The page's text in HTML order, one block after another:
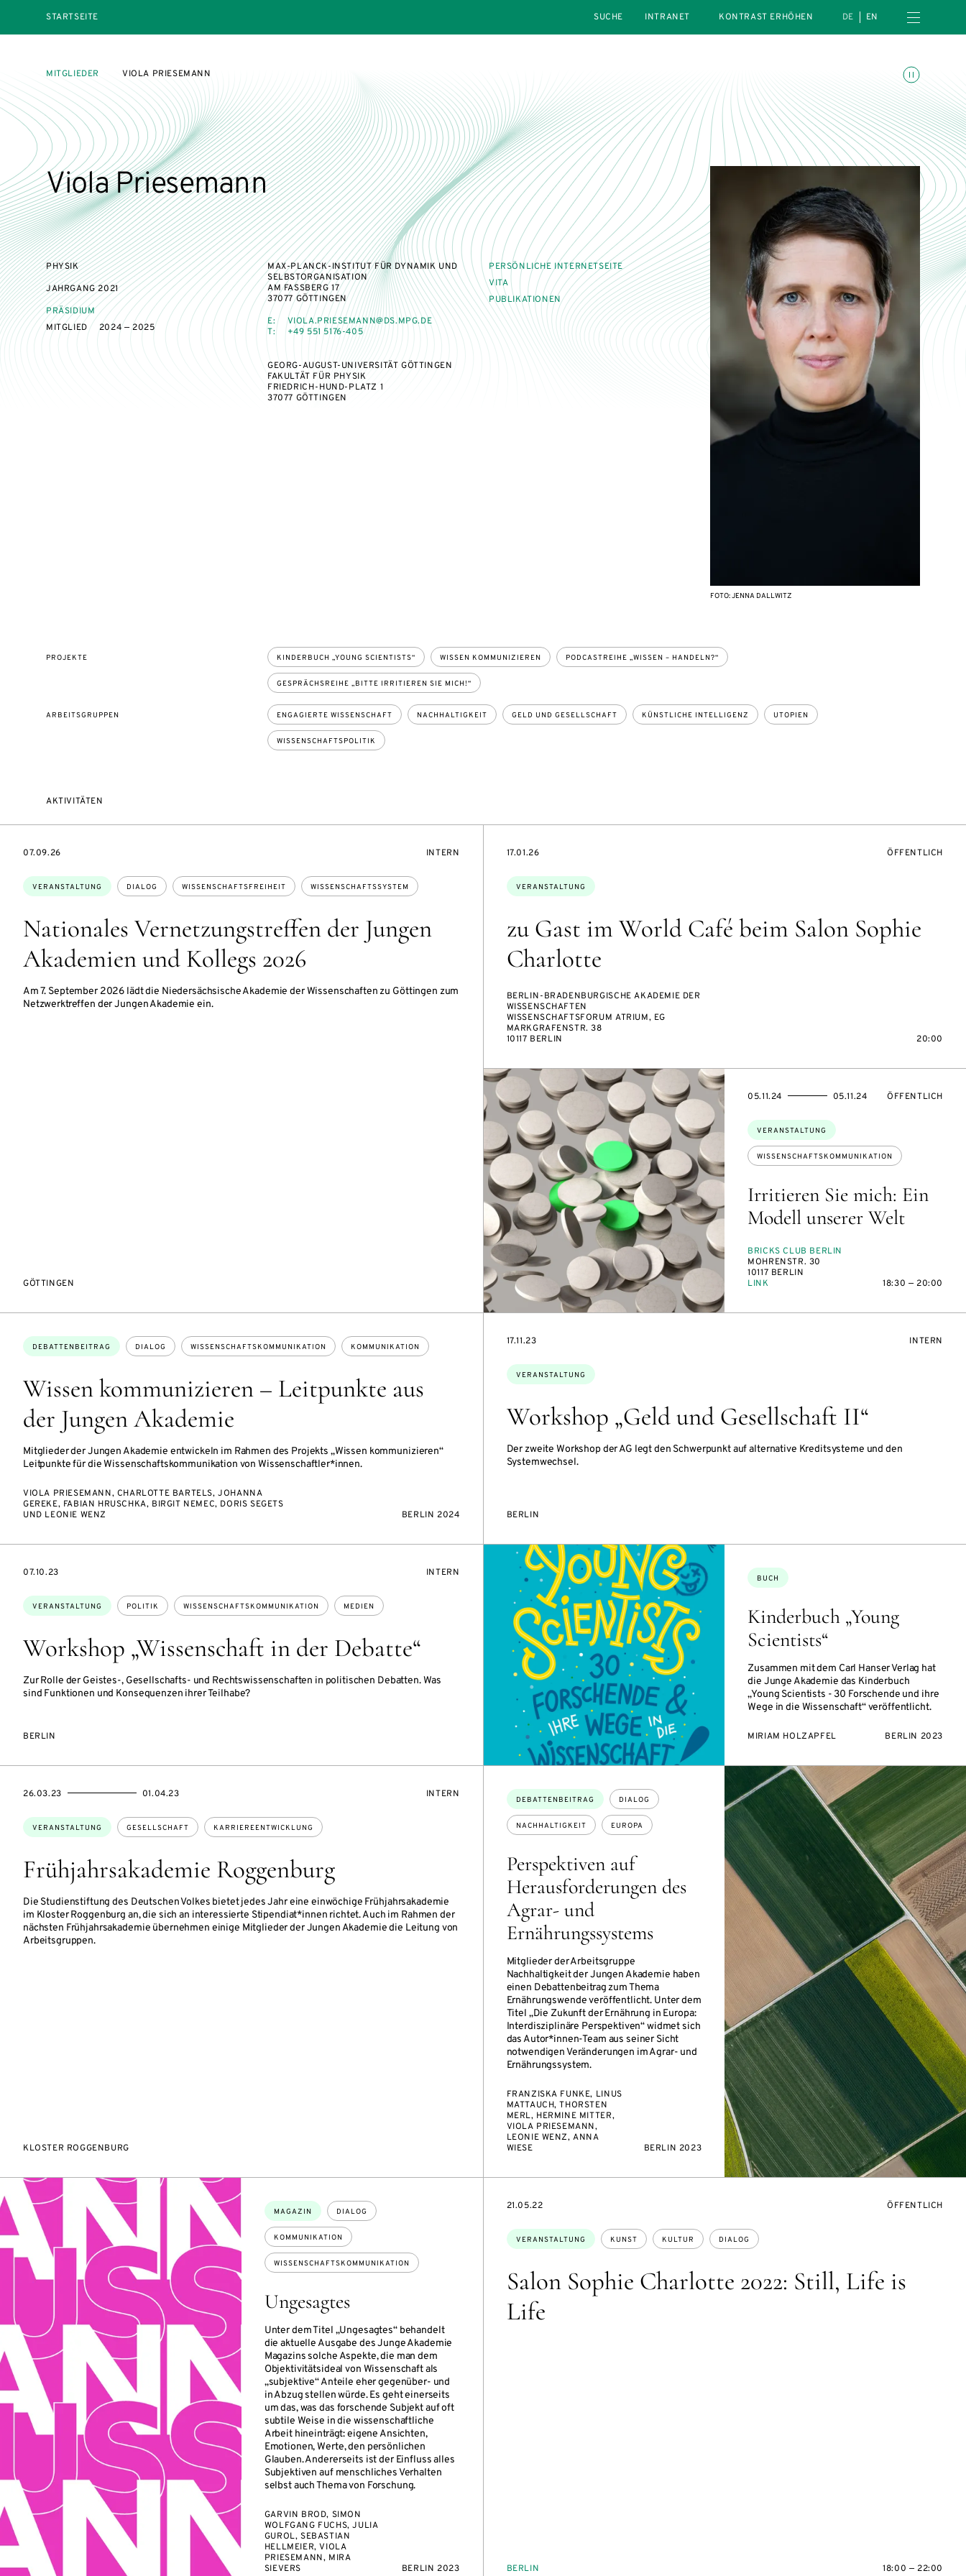
STARTSEITE
INTRANET
KONTRAST ERHÖHEN DE EN Menü öffnen
Animationen umschalten
MITGLIEDER VIOLA PRIESEMANN
Viola Priesemann
PHYSIK
JAHRGANG 2021
PRÄSIDIUM
MITGLIED
2024 — 2025
MAX-PLANCK-INSTITUT FÜR DYNAMIK UND
SELBSTORGANISATION
AM FASSBERG 17
37077 GÖTTINGEN
E:
VIOLA.PRIESEMANN@DS.MPG.DE
T:
+49 551 5176-405
GEORG-AUGUST-UNIVERSITÄT GÖTTINGEN
FAKULTÄT FÜR PHYSIK
FRIEDRICH-HUND-PLATZ 1
37077 GÖTTINGEN
PERSÖNLICHE INTERNETSEITE
VITA
PUBLIKATIONEN
FOTO: JENNA DALLWITZ
PROJEKTE KINDERBUCH „YOUNG SCIENTISTS“ WISSEN KOMMUNIZIEREN PODCASTREIHE „WISSEN – HANDELN?“
GESPRÄCHSREIHE „BITTE IRRITIEREN SIE MICH!“
ARBEITSGRUPPEN ENGAGIERTE WISSENSCHAFT NACHHALTIGKEIT GELD UND GESELLSCHAFT KÜNSTLICHE INTELLIGENZ UTOPIEN
WISSENSCHAFTSPOLITIK
AKTIVITÄTEN
Nationales Vernetzungstreffen der Jungen
Akademien und Kollegs 2026
Am 7. September 2026 lädt die Niedersächsische Akademie der Wissenschaften zu Göttingen zum
Netzwerktreffen der Jungen Akademie ein.
Themen:
VERANSTALTUNG DIALOG WISSENSCHAFTSFREIHEIT WISSENSCHAFTSSYSTEM
EVENTBEGINSON
07.09.26 VERANSTALTUNGSZUGANG:
INTERN
GÖTTINGEN
zu Gast im World Café beim Salon Sophie
Charlotte
Themen:
VERANSTALTUNG
EVENTBEGINSON
17.01.26 ÖFFENTLICH
BERLIN-BRADENBURGISCHE AKADEMIE DER
WISSENSCHAFTEN
WISSENSCHAFTSFORUM ATRIUM, EG
MARKGRAFENSTR. 38
10117 BERLIN
20:00
Irritieren Sie mich: Ein
Modell unserer Welt
Themen:
VERANSTALTUNG
WISSENSCHAFTSKOMMUNIKATION
EVENTBEGINSON
05.11.24
EVENTENDSON 05.11.24 ÖFFENTLICH
BRICKS CLUB BERLIN
MOHRENSTR. 30
10117 BERLIN
LINK
18:30 — 20:00
Wissen kommunizieren – Leitpunkte aus
der Jungen Akademie
Mitglieder der Jungen Akademie entwickeln im Rahmen des Projekts „Wissen kommunizieren“
Leitpunkte für die Wissenschaftskommunikation von Wissenschaftler*innen.
Themen:
DEBATTENBEITRAG DIALOG WISSENSCHAFTSKOMMUNIKATION KOMMUNIKATION
VIOLA PRIESEMANN, CHARLOTTE BARTELS, JOHANNA
GEREKE, FABIAN HRUSCHKA, BIRGIT NEMEC, DORIS SEGETS
UND LEONIE WENZ
BERLIN 2024
Workshop „Geld und Gesellschaft II“
Der zweite Workshop der AG legt den Schwerpunkt auf alternative Kreditsysteme und den
Systemwechsel.
Themen:
VERANSTALTUNG
EVENTBEGINSON
17.11.23 INTERN
BERLIN
Workshop „Wissenschaft in der Debatte“
Zur Rolle der Geistes-, Gesellschafts- und Rechtswissenschaften in politischen Debatten. Was
sind Funktionen und Konsequenzen ihrer Teilhabe?
Themen:
VERANSTALTUNG POLITIK WISSENSCHAFTSKOMMUNIKATION MEDIEN
EVENTBEGINSON
07.10.23 VERANSTALTUNGSZUGANG:
INTERN
BERLIN
Kinderbuch „Young
Scientists“
Zusammen mit dem Carl Hanser Verlag hat
die Junge Akademie das Kinderbuch
„Young Scientists - 30 Forschende und ihre
Wege in die Wissenschaft“ veröffentlicht.
Themen:
BUCH
MIRIAM HOLZAPFEL BERLIN 2023
Frühjahrsakademie Roggenburg
Die Studienstiftung des Deutschen Volkes bietet jedes Jahr eine einwöchige Frühjahrsakademie
im Kloster Roggenburg an, die sich an interessierte Stipendiat*innen richtet. Auch im Rahmen der
nächsten Frühjahrsakademie übernehmen einige Mitglieder der Jungen Akademie die Leitung von
Arbeitsgruppen.
Themen:
VERANSTALTUNG GESELLSCHAFT KARRIEREENTWICKLUNG
EVENTBEGINSON
26.03.23
EVENTENDSON 01.04.23 VERANSTALTUNGSZUGANG:
INTERN
KLOSTER ROGGENBURG
Perspektiven auf
Herausforderungen des
Agrar- und
Ernährungssystems
Mitglieder der Arbeitsgruppe
Nachhaltigkeit der Jungen Akademie haben
einen Debattenbeitrag zum Thema
Ernährungswende veröffentlicht. Unter dem
Titel „Die Zukunft der Ernährung in Europa:
Interdisziplinäre Perspektiven“ widmet sich
das Autor*innen-Team aus seiner Sicht
notwendigen Veränderungen im Agrar- und
Ernährungssystem.
Themen:
DEBATTENBEITRAG DIALOG
NACHHALTIGKEIT EUROPA
FRANZISKA FUNKE, LINUS
MATTAUCH, THORSTEN
MERL, HERMINE MITTER,
VIOLA PRIESEMANN,
LEONIE WENZ, ANNA
WIESE
BERLIN 2023
Ungesagtes
Unter dem Titel „Ungesagtes“ behandelt
die aktuelle Ausgabe des Junge Akademie
Magazins solche Aspekte, die man dem
Objektivitätsideal von Wissenschaft als
„subjektive“ Anteile eher gegenüber- und
in Abzug stellen würde. Es geht einerseits
um das, was das forschende Subjekt auf oft
subtile Weise in die wissenschaftliche
Arbeit hineinträgt: eigene Ansichten,
Emotionen, Werte, den persönlichen
Glauben. Andererseits ist der Einfluss alles
Subjektiven auf menschliches Verhalten
selbst auch Thema von Forschung.
Themen:
MAGAZIN DIALOG
KOMMUNIKATION
WISSENSCHAFTSKOMMUNIKATION
GARVIN BROD, SIMON
WOLFGANG FUCHS, JULIA
GUROL, SEBASTIAN
HELLMEIER, VIOLA
PRIESEMANN, MIRA
SIEVERS
BERLIN 2023
Salon Sophie Charlotte 2022: Still, Life is
Life
Themen:
VERANSTALTUNG KUNST KULTUR DIALOG
EVENTBEGINSON
21.05.22 ÖFFENTLICH
BERLIN 18:00 — 22:00